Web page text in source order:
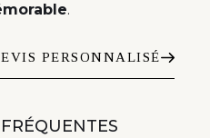
.
PERSONNALISÉ